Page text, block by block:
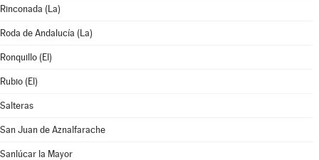
Rinconada (La)
Roda de Andalucía (La)
Ronquillo (El)
Rubio (El)
Salteras
San Juan de Aznalfarache
Sanlúcar la Mayor